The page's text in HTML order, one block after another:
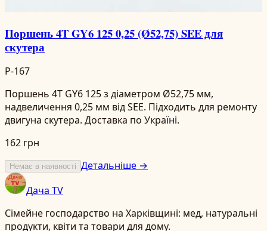
Поршень 4T GY6 125 0,25 (Ø52,75) SEE для
скутера
P-167
Поршень 4T GY6 125 з діаметром Ø52,75 мм,
надвеличення 0,25 мм від SEE. Підходить для ремонту
двигуна скутера. Доставка по Україні.
162 грн
Немає в наявності Детальніше →
Дача TV
Сімейне господарство на Харківщині: мед, натуральні
продукти, квіти та товари для дому.